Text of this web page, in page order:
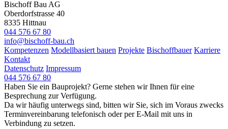
Bischoff Bau AG
Oberdorfstrasse 40
8335 Hittnau
044 576 67 80
info@bischoff-bau.ch
Kompetenzen Modellbasiert bauen Projekte Bischoffbauer Karriere
Kontakt
Datenschutz Impressum
044 576 67 80
Haben Sie ein Bauprojekt? Gerne stehen wir Ihnen für eine
Besprechung zur Verfügung.
Da wir häufig unterwegs sind, bitten wir Sie, sich im Voraus zwecks
Terminvereinbarung telefonisch oder per E‐Mail mit uns in
Verbindung zu setzen.